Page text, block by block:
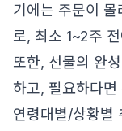
기에는 주문이
로, 최소 1~2주
또한, 선물의 완
하고, 필요하다
연령대별/상황별